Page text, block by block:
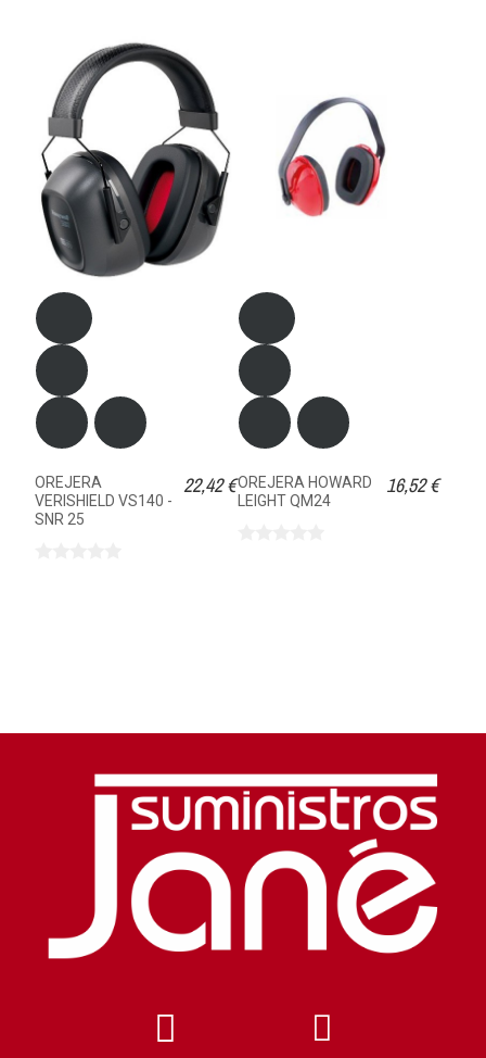
OREJERA
VERISHIELD VS140 -
SNR 25
22,42 €OREJERA HOWARD
LEIGHT QM24
16,52 €